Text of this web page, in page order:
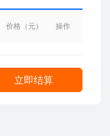
价格（元） 操作
立即结算